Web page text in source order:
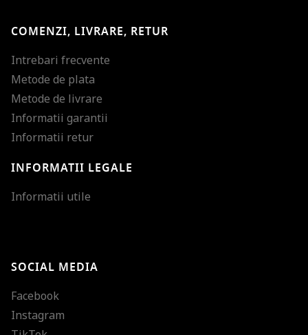
COMENZI, LIVRARE, RETUR
Intrebari frecvente
Metode de plata
Metode de livrare
Informatii garantii
Informatii retur
INFORMATII LEGALE
Informatii utile
SOCIAL MEDIA
Facebook
Instagram